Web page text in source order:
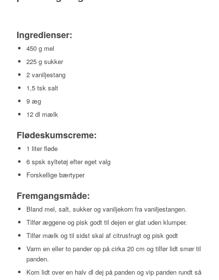
Ingredienser:
450 g mel
225 g sukker
2 vaniljestang
1,5 tsk salt
9 æg
12 dl mælk
Flødeskumscreme:
1 liter fløde
6 spsk syltetøj efter eget valg
Forskellige bærtyper
Fremgangsmåde:
Bland mel, salt, sukker og vaniljekorn fra vaniljestangen.
Tilfør æggene og pisk godt til dejen er glat uden klumper.
Tilfør mælk og til sidst skal af citrusfrugt og pisk godt
Varm en eller to pander op på cirka 20 cm og tilfør lidt smør til
panden.
Kom lidt over en halv dl dej på panden og vip panden rundt så